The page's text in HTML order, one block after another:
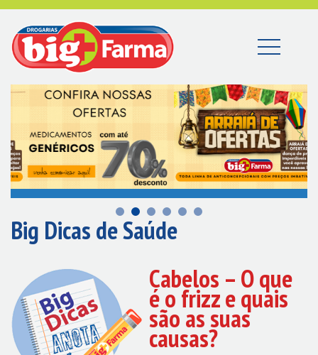
Big Dicas de Saúde
Cabelos – O que
é o frizz e quais
são as suas
causas?